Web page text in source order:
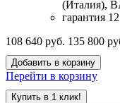
(Италия),
гарантия
108 640 руб. 135 800
Добавить в корзину
Перейти в корзину
Купить в 1 клик!